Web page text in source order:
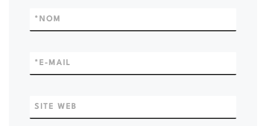
NOM
*
E-MAIL
*
SITE WEB